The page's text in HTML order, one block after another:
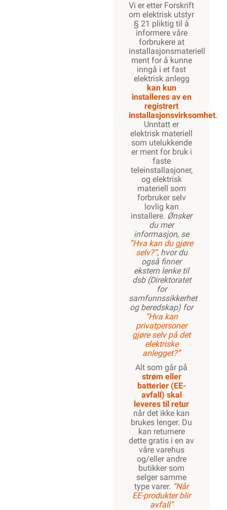
Vi er etter Forskrift
om elektrisk utstyr
§ 21 pliktig til å
informere våre
forbrukere at
installasjonsmateriell
ment for å kunne
inngå i et fast
elektrisk anlegg
kan kun
installeres av en
registrert
installasjonsvirksomhet.
Unntatt er
elektrisk materiell
som utelukkende
er ment for bruk i
faste
teleinstallasjoner,
og elektrisk
materiell som
forbruker selv
lovlig kan
installere. Ønsker
du mer
informasjon, se
”Hva kan du gjøre
selv?”, hvor du
også finner
ekstern lenke til
dsb (Direktoratet
for
samfunnssikkerhet
og beredskap) for
“Hva kan
privatpersoner
gjøre selv på det
elektriske
anlegget?”
Alt som går på
strøm eller
batterier (EE-
avfall) skal
leveres til retur
når det ikke kan
brukes lenger. Du
kan returnere
dette gratis i en av
våre varehus
og/eller andre
butikker som
selger samme
type varer. “Når
EE-produkter blir
avfall”